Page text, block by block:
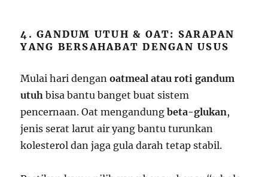
4. GANDUM UTUH & OAT: SARAPAN
YANG BERSAHABAT DENGAN USUS
Mulai hari denganoatmeal atau roti gandum
utuh bisa bantu banget buat sistem
pencernaan. Oat mengandungbeta-glukan,
jenis serat larut air yang bantu turunkan
kolesterol dan jaga gula darah tetap stabil.